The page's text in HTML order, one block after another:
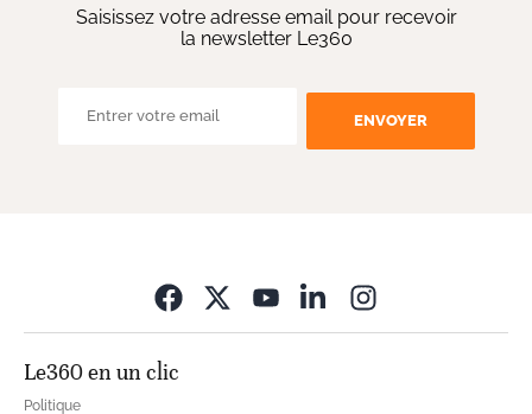
Saisissez votre adresse email pour recevoir
la newsletter Le360
ENVOYER
Le360 en un clic
Politique